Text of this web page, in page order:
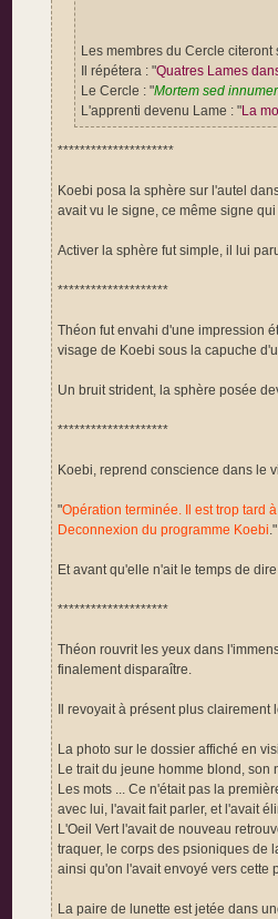
Les membres du Cercle citeront
Il répétera : "Quatres Lames
Le Cercle : "Mortem sed
L'apprenti devenu Lame : "La
*********************
Koebi posa la sphère sur l'autel
avait vu le signe, ce même signe
Activer la sphère fut simple, il lui
********************
Théon fut envahi d'une impression
visage de Koebi sous la capuche
Un bruit strident, la sphère posée
********************
Koebi, reprend conscience dans le
"Opération terminée. Il est trop tard
Deconnexion du programme Koebi."
Et avant qu'elle n'ait le temps de
********************
Théon rouvrit les yeux dans
finalement disparaître.
Il revoyait à présent plus clairement
La photo sur le dossier affiché en
Le trait du jeune homme blond, son
Les mots ... Ce n'était pas la
avec lui, l'avait fait parler, et l'avait
L'Oeil Vert l'avait de nouveau
traquer, le corps des psioniques de
ainsi qu'on l'avait envoyé vers cette
La paire de lunette est jetée dans